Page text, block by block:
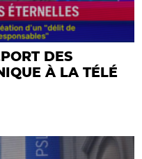
DES
À LA TÉLÉ